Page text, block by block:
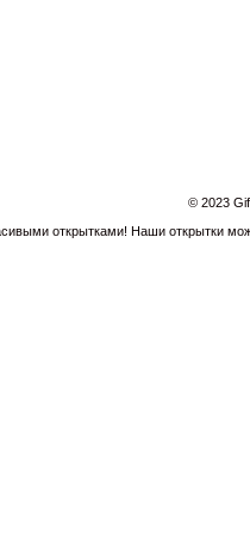
© 2023
открытками! Наши открытки